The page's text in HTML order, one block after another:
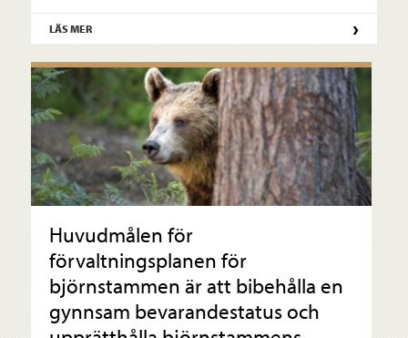
LÄS MER ›
Huvudmålen för
förvaltningsplanen för
björnstammen är att bibehålla en
gynnsam bevarandestatus och